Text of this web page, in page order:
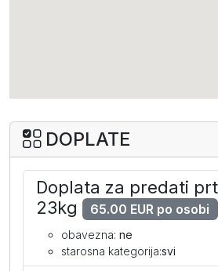
DOPLATE
Doplata za predati
23kg
65.00 EUR po osobi
obavezna: ne
starosna kategorija:svi